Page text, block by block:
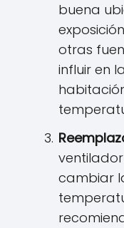
buena
otras
influir en
cambiar